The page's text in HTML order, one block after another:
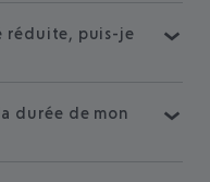
réduite, puis-je
durée de mon